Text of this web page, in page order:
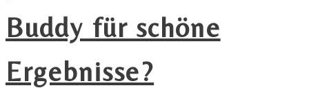
Buddy für schöne
Ergebnisse?